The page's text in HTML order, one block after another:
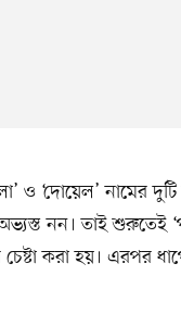
ও ‘দোয়েল’ নামের
নন। তাই শুরুতেই
করা হয়। এরপর